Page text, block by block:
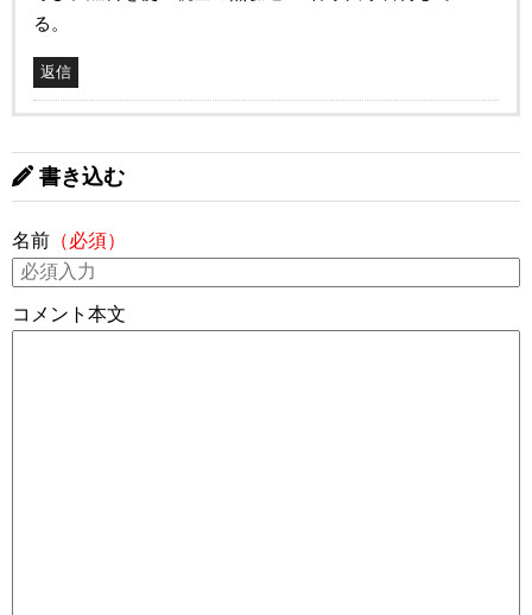
る。
返信
書き込む
名前 （必須）
コメント本文